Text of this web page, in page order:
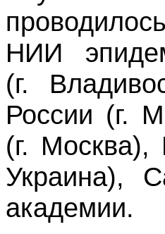
НИИ
(г.
России (г.
(г. Москва),
Украина),
академии.